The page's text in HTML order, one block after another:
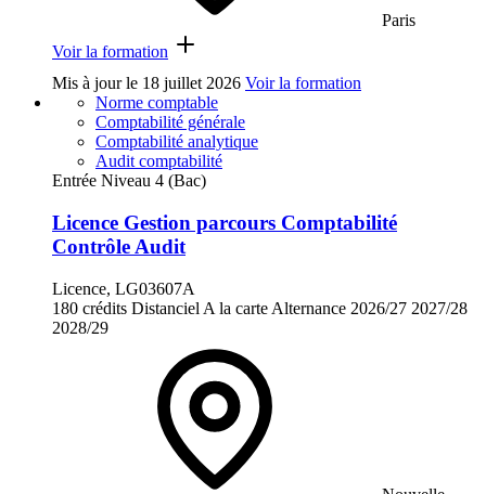
Paris
Voir la formation
Mis à jour le 18 juillet 2026 Voir la formation
Norme comptable
Comptabilité générale
Comptabilité analytique
Audit comptabilité
Entrée Niveau 4 (Bac)
Licence Gestion parcours Comptabilité
Contrôle Audit
Licence, LG03607A
180 crédits Distanciel A la carte Alternance 2026/27 2027/28
2028/29